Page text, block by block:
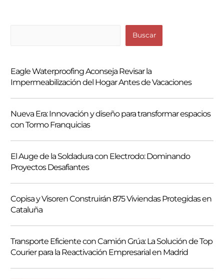
c
a
r
Buscar
Eagle Waterproofing Aconseja Revisar la
Impermeabilización del Hogar Antes de Vacaciones
Nueva Era: Innovación y diseño para transformar espacios
con Tormo Franquicias
El Auge de la Soldadura con Electrodo: Dominando
Proyectos Desafiantes
Copisa y Visoren Construirán 875 Viviendas Protegidas en
Cataluña
Transporte Eficiente con Camión Grúa: La Solución de Top
Courier para la Reactivación Empresarial en Madrid